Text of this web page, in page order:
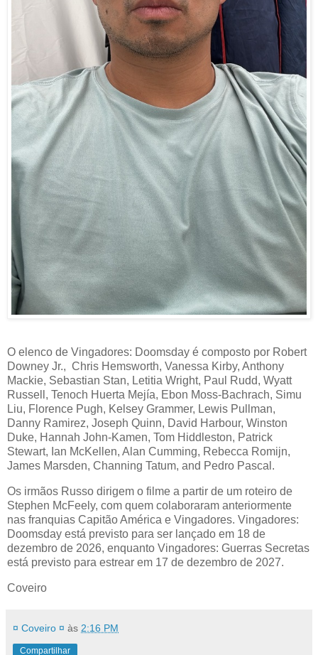
O elenco de Vingadores: Doomsday é composto por Robert
Downey Jr., Chris Hemsworth, Vanessa Kirby, Anthony
Mackie, Sebastian Stan, Letitia Wright, Paul Rudd, Wyatt
Russell, Tenoch Huerta Mejía, Ebon Moss-Bachrach, Simu
Liu, Florence Pugh, Kelsey Grammer, Lewis Pullman,
Danny Ramirez, Joseph Quinn, David Harbour, Winston
Duke, Hannah John-Kamen, Tom Hiddleston, Patrick
Stewart, Ian McKellen, Alan Cumming, Rebecca Romijn,
James Marsden, Channing Tatum, and Pedro Pascal.
Os irmãos Russo dirigem o filme a partir de um roteiro de
Stephen McFeely, com quem colaboraram anteriormente
nas franquias Capitão América e Vingadores. Vingadores:
Doomsday está previsto para ser lançado em 18 de
dezembro de 2026, enquanto Vingadores: Guerras Secretas
está previsto para estrear em 17 de dezembro de 2027.
Coveiro
¤ Coveiro ¤ às 2:16 PM
Compartilhar